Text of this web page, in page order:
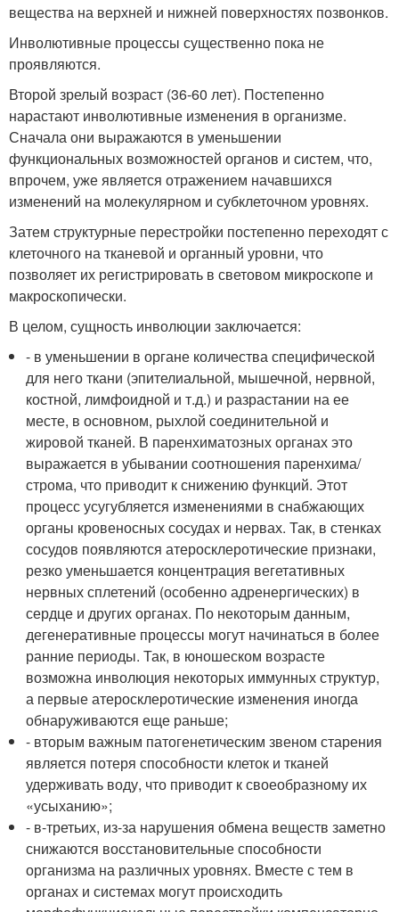
вещества на верхней и нижней поверхностях позвонков.
Инволютивные процессы существенно пока не
проявляются.
Второй зрелый возраст (36-60 лет). Постепенно
нарастают инволютивные изменения в организме.
Сначала они выражаются в уменьшении
функциональных возможностей органов и систем, что,
впрочем, уже является отражением начавшихся
изменений на молекулярном и субклеточном уровнях.
Затем структурные перестройки постепенно переходят с
клеточного на тканевой и органный уровни, что
позволяет их регистрировать в световом микроскопе и
макроскопически.
В целом, сущность инволюции заключается:
- в уменьшении в органе количества специфической
для него ткани (эпителиальной, мышечной, нервной,
костной, лимфоидной и т.д.) и разрастании на ее
месте, в основном, рыхлой соединительной и
жировой тканей. В паренхиматозных органах это
выражается в убывании соотношения паренхима/
строма, что приводит к снижению функций. Этот
процесс усугубляется изменениями в снабжающих
органы кровеносных сосудах и нервах. Так, в стенках
сосудов появляются атеросклеротические признаки,
резко уменьшается концентрация вегетативных
нервных сплетений (особенно адренергических) в
сердце и других органах. По некоторым данным,
дегенеративные процессы могут начинаться в более
ранние периоды. Так, в юношеском возрасте
возможна инволюция некоторых иммунных структур,
а первые атеросклеротические изменения иногда
обнаруживаются еще раньше;
- вторым важным патогенетическим звеном старения
является потеря способности клеток и тканей
удерживать воду, что приводит к своеобразному их
«усыханию»;
- в-третьих, из-за нарушения обмена веществ заметно
снижаются восстановительные способности
организма на различных уровнях. Вместе с тем в
органах и системах могут происходить